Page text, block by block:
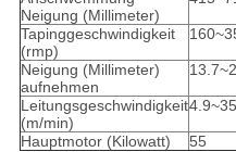
Neigung (Millimeter)
Tapinggeschwindigkeit
(rmp)
Neigung (Millimeter)
aufnehmen
Leitungsgeschwindigkeit
(m/min)
Hauptmotor (Kilowatt) 55